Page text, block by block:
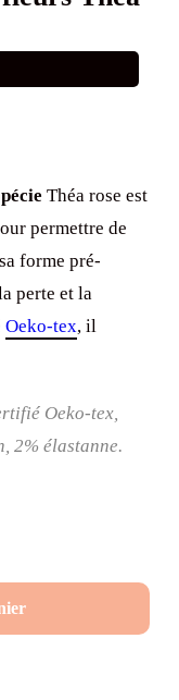
Théa rose est
permettre de
forme pré-
perte et la
Oeko-tex, il
Oeko-tex,
2% élastanne.